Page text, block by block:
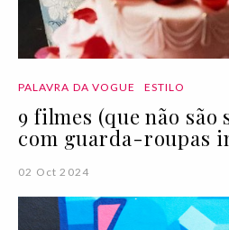
PALAVRA DA VOGUE ESTILO
9 filmes (que não são
com guarda-roupas
02 Oct 2024